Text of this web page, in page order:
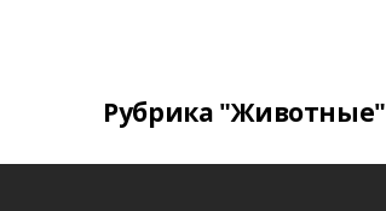
Рубрика "Животные"